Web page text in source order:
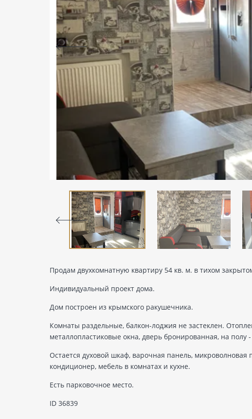
Продам двухкомнатную квартиру 54 кв. м. в тихом
Индивидуальный проект дома.
Дом построен из крымского ракушечника.
Комнаты раздельные, балкон-лоджия не застеклен.
металлопластиковые окна, дверь бронированная, на полу
Остается духовой шкаф, варочная панель,
кондиционер, мебель в комнатах и кухне.
Есть парковочное место.
ID 36839